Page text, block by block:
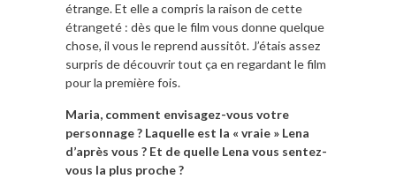
étrange. Et elle a compris la raison de cette
étrangeté : dès que le film vous donne quelque
chose, il vous le reprend aussitôt. J’étais assez
surpris de découvrir tout ça en regardant le film
pour la première fois.
Maria, comment envisagez-vous votre
personnage ? Laquelle est la « vraie » Lena
d’après vous ? Et de quelle Lena vous sentez-
vous la plus proche ?